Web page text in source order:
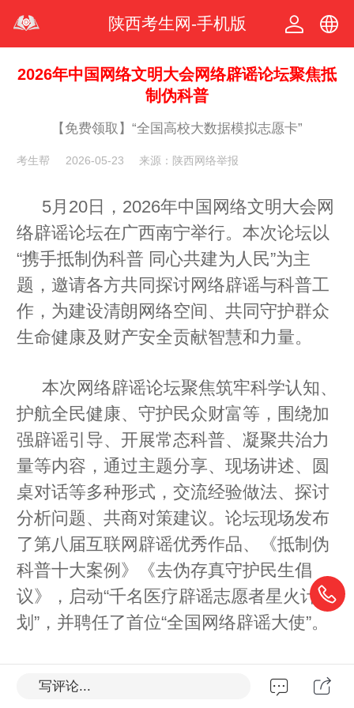
陕西考生网-手机版
中文
2026年中国网络文明大会网络辟谣论坛聚焦抵
制伪科普
【免费领取】“全国高校大数据模拟志愿卡”
考生帮 2026-05-23 来源：陕西网络举报
5月20日，2026年中国网络文明大会网
络辟谣论坛在广西南宁举行。本次论坛以
“携手抵制伪科普 同心共建为人民”为主
题，邀请各方共同探讨网络辟谣与科普工
作，为建设清朗网络空间、共同守护群众
生命健康及财产安全贡献智慧和力量。
本次网络辟谣论坛聚焦筑牢科学认知、
护航全民健康、守护民众财富等，围绕加
强辟谣引导、开展常态科普、凝聚共治力
量等内容，通过主题分享、现场讲述、圆
桌对话等多种形式，交流经验做法、探讨
分析问题、共商对策建议。论坛现场发布
了第八届互联网辟谣优秀作品、《抵制伪
科普十大案例 》《去伪存真守护民生倡
议》，启动“千名医疗辟谣志愿者星火计
划 ”，并聘任了首位“全国网络辟谣大使”。
本次论坛由中央网信办违法和不良信息
举报中心、中国科协科普部、中国南方电
写评论...